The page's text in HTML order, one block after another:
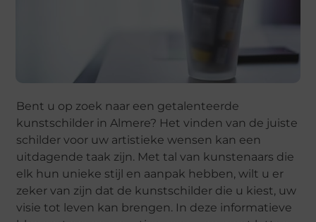
Bent u op zoek naar een getalenteerde
kunstschilder in Almere? Het vinden van de juiste
schilder voor uw artistieke wensen kan een
uitdagende taak zijn. Met tal van kunstenaars die
elk hun unieke stijl en aanpak hebben, wilt u er
zeker van zijn dat de kunstschilder die u kiest, uw
visie tot leven kan brengen. In deze informatieve